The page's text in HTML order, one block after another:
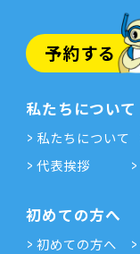
予約する
私たちについて
私たちについて
代表挨拶
初めての方へ
初めての方へ